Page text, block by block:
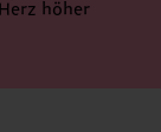
höher